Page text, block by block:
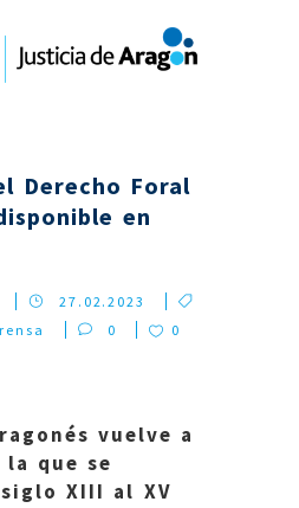
Derecho Foral
en
27.02.2023
0
0
vuelve a
que se
XIII al XV